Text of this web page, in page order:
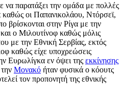
παρατάξει την ομάδα με πολλές
οι Παπανικολάου, Ντόρσεϊ,
βρίσκονται στην Ρίγα με την
ο Μιλουτίνοφ καθώς μόλις
με την Εθνική Σερβίας, εκτός
καθώς είχε υποχρεώσεις
Ευρωλίγκα εν όψει της εκκίνησης
Μονακό ήταν φυσικά ο κόουτς
τον προπονητή της εθνικής